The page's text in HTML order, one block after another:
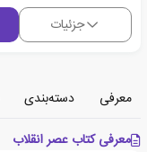
جزئیات
معرفی دسته‌بندی
معرفی کتاب عصر انقلاب